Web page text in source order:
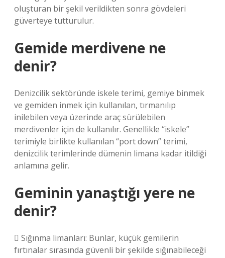
oluşturan bir şekil verildikten sonra gövdeleri
güverteye tutturulur.
Gemide merdivene ne
denir?
Denizcilik sektöründe iskele terimi, gemiye binmek
ve gemiden inmek için kullanılan, tırmanılıp
inilebilen veya üzerinde araç sürülebilen
merdivenler için de kullanılır. Genellikle “iskele”
terimiyle birlikte kullanılan “port down” terimi,
denizcilik terimlerinde dümenin limana kadar itildiği
anlamına gelir.
Geminin yanaştığı yere ne
denir?
 Sığınma limanları: Bunlar, küçük gemilerin
fırtınalar sırasında güvenli bir şekilde sığınabileceği